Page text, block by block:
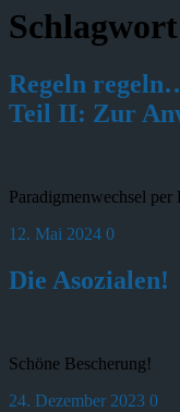
Schlagwort
Regeln
Teil II: Zur
Paradigmenwechsel
12. Mai 2024 0
Die Asozialen!
Schöne Bescherung!
24. Dezember 2023 0